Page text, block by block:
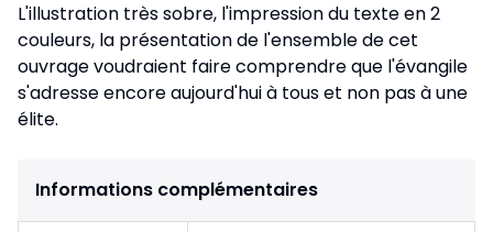
L'illustration très sobre, l'impression du texte en 2
couleurs, la présentation de l'ensemble de cet
ouvrage voudraient faire comprendre que l'évangile
s'adresse encore aujourd'hui à tous et non pas à une
élite.
Informations complémentaires